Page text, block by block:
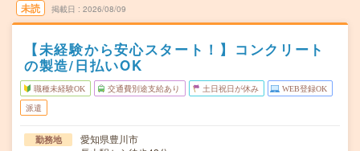
未読 掲載日 2026/08/09
【未経験から安心スタート！】コンクリート
の製造/日払いOK
職種未経験OK 交通費別途支給あり 土日祝日が休み WEB登録OK
派遣
勤務地
愛知県豊川市